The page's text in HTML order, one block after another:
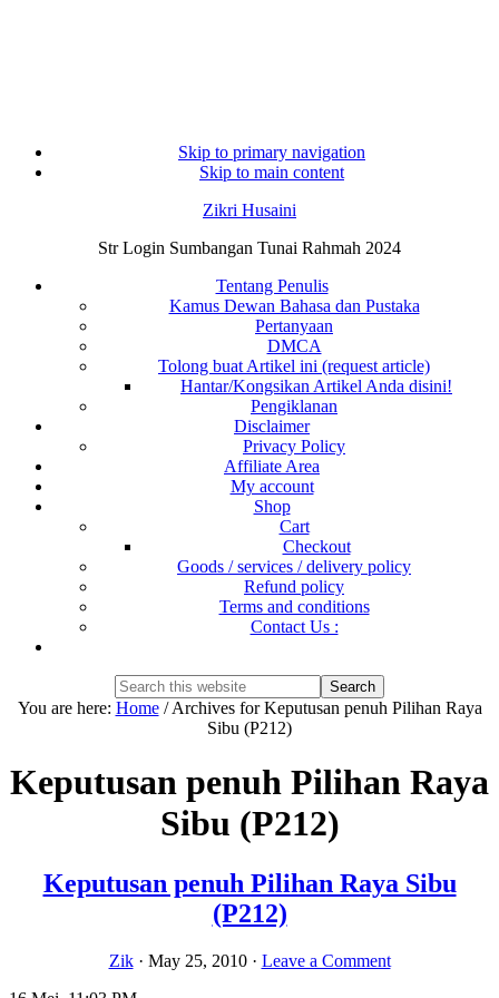
Skip to primary navigation
Skip to main content
Zikri Husaini
Str Login Sumbangan Tunai Rahmah 2024
Tentang Penulis
Kamus Dewan Bahasa dan Pustaka
Pertanyaan
DMCA
Tolong buat Artikel ini (request article)
Hantar/Kongsikan Artikel Anda disini!
Pengiklanan
Disclaimer
Privacy Policy
Affiliate Area
My account
Shop
Cart
Checkout
Goods / services / delivery policy
Refund policy
Terms and conditions
Contact Us :
Search
this
Hide
Search
You are here: Home /Archives for Keputusan penuh Pilihan Raya
Sibu (P212)
Keputusan penuh Pilihan Raya
Sibu (P212)
Keputusan penuh Pilihan Raya Sibu
(P212)
Zik· May 25, 2010· Leave a Comment